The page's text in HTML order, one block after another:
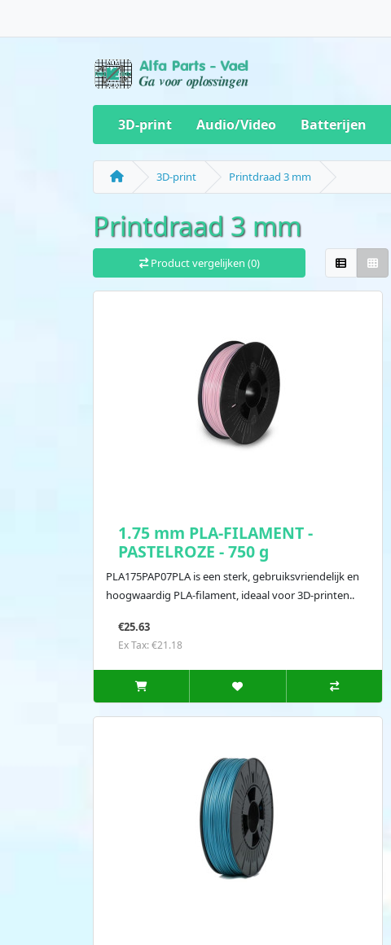
3D-print Audio/Video Batterijen
3D-print Printdraad 3 mm
Printdraad 3 mm
Product vergelijken (0)
1.75 mm PLA-FILAMENT -
PASTELROZE - 750 g
PLA175PAP07PLA is een sterk, gebruiksvriendelijk en
hoogwaardig PLA-filament, ideaal voor 3D-printen..
€25.63
Ex Tax: €21.18